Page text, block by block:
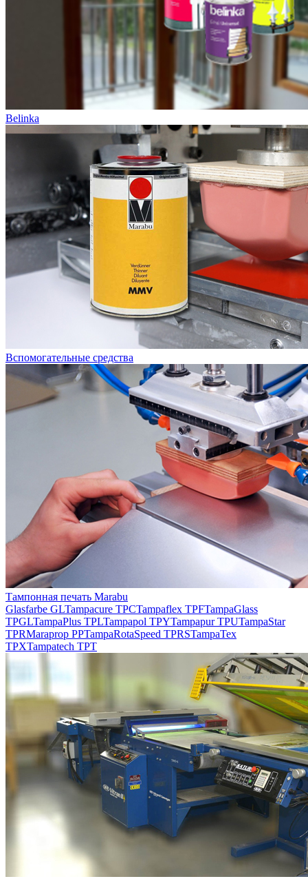
Belinka
Вспомогательные средства
Тампонная печать Marabu
Glasfarbe GLTampacure TPCTampaflex TPFTampaGlass
TPGLTampaPlus TPLTampapol TPYTampapur TPUTampaStar
TPRMaraprop PPTampaRotaSpeed TPRSTampaTex
TPXTampatech TPT